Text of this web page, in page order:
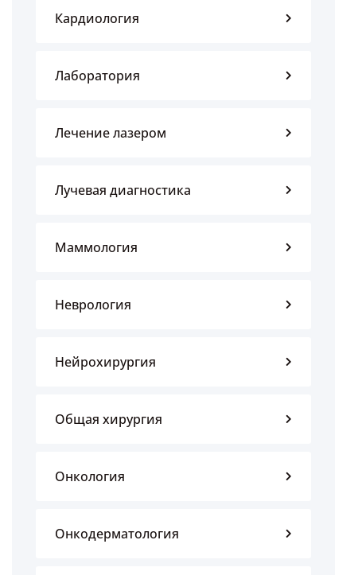
Кардиология
Лаборатория
Лечение лазером
Лучевая диагностика
Маммология
Неврология
Нейрохирургия
Общая хирургия
Онкология
Онкодерматология